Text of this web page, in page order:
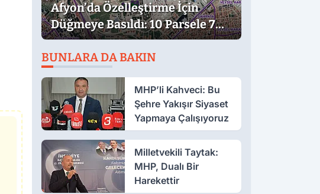
Afyon’da Özelleştirme İçin
Düğmeye Basıldı: 10 Parsele 7
Kat İmar
BUNLARA DA BAKIN
MHP’li Kahveci: Bu
Şehre Yakışır Siyaset
Yapmaya Çalışıyoruz
Milletvekili Taytak:
MHP, Dualı Bir
Harekettir